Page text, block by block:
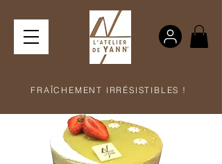
FRAÎCHEMENT IRRÉSISTIBLES !